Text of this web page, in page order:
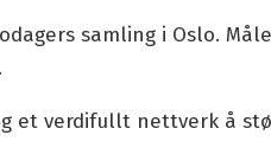
samling i Oslo.
verdifullt nettverk å